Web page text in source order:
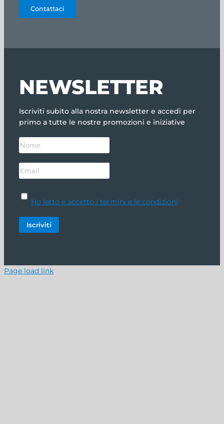
Contattaci
NEWSLETTER
Iscriviti subito alla nostra newsletter e accedi per
primo a tutte le nostre promozioni e iniziative
Ho letto e accetto i termini e le condizioni
Page load link